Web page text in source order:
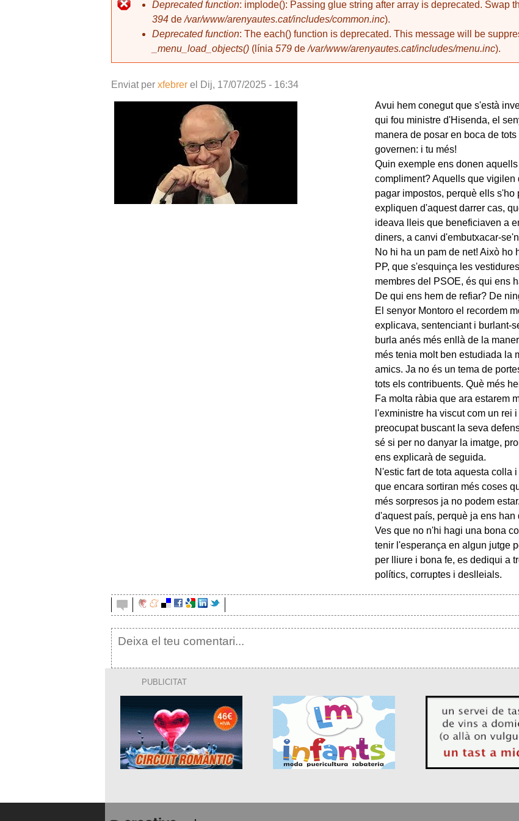
Missatge d'error
Deprecated function: implode(): Passing glue string after array is deprecated. Swap
394 de/var/www/arenyautes.cat/includes/common.inc).
Deprecated function: The each() function is deprecated. This message will be
_menu_load_objects() (línia 579 de/var/www/arenyautes.cat/includes/menu.inc).
Enviat per xfebrer el Dij, 17/07/2025 - 16:34
montoro.jpeg
Avui hem conegut que s'està
qui fou ministre d'Hisenda, el
manera de posar en boca de
governen: i tu més!
Quin exemple ens donen
compliment? Aquells que
pagar impostos, perquè ells
expliquen d'aquest darrer cas,
ideava lleis que beneficiaven a
diners, a canvi d'embutxacar-
No hi ha un pam de net! Això ho
PP, que s'esquinça les
membres del PSOE, és qui ens
De qui ens hem de refiar? De
El senyor Montoro el recordem
explicava, sentenciant i burlant-
burla anés més enllà de la
més tenia molt ben estudiada la
amics. Ja no és un tema de
tots els contribuents. Què més
Fa molta ràbia que ara estarem
l'exministre ha viscut com un rei
preocupat buscant la seva
sé si per no danyar la imatge,
ens explicarà de seguida.
N'estic fart de tota aquesta colla
que encara sortiran més coses
més sorpresos ja no podem
d'aquest país, perquè ja ens
Ves que no n'hi hagi una bona
tenir l'esperança en algun jutge
per lliure i bona fe, es dediqui a
polítics, corruptes i deslleials.
PUBLICITAT